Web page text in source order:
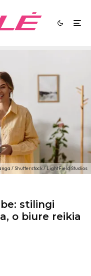
/ Shutterstock / LightField Studios
stilingi
o biure reikia